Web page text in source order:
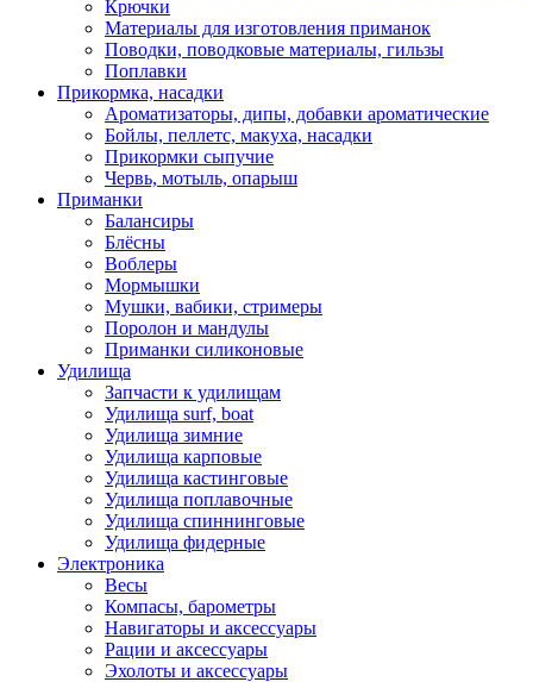
Крючки
Материалы для изготовления приманок
Поводки, поводковые материалы, гильзы
Поплавки
Прикормка, насадки
Ароматизаторы, дипы, добавки ароматические
Бойлы, пеллетс, макуха, насадки
Прикормки сыпучие
Червь, мотыль, опарыш
Приманки
Балансиры
Блёсны
Воблеры
Мормышки
Мушки, вабики, стримеры
Поролон и мандулы
Приманки силиконовые
Удилища
Запчасти к удилищам
Удилища surf, boat
Удилища зимние
Удилища карповые
Удилища кастинговые
Удилища поплавочные
Удилища спиннинговые
Удилища фидерные
Электроника
Весы
Компасы, барометры
Навигаторы и аксессуары
Рации и аксессуары
Эхолоты и аксессуары